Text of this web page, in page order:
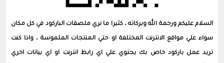
السلام عليكم ورحمة الله وبركاته ، كثيرا ما نري ملصقات الباركود في كل مكان
سواء علي مواقع الانترنت المختلفة او حتي المنتجات الملموسة ، واذا كنت
تريد عمل باركود خاص بك يحتوي علي اي رابط انترنت او اي بيانات اخري